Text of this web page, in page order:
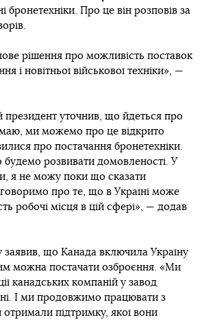
бронетехніки. Про це він розповів за
рішення про можливість поставок
і новітньої військової техніки», —
президент уточнив, що йдеться про
ми можемо про це відкрито
про постачання бронетехніки.
розвивати домовленості. У
я не можу поки що сказати
про те, що в Україні може
робочі місця в цій сфері», — додав
що Канада включила Україну
можна постачати озброєння. «Ми
канадських компаній у завод
І ми продовжимо працювати з
підтримку, якої вони